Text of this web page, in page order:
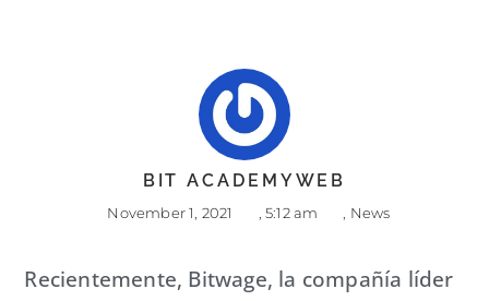
BIT ACADEMYWEB
November 1, 2021 5:12 am News
Recientemente, Bitwage, la compañía líder